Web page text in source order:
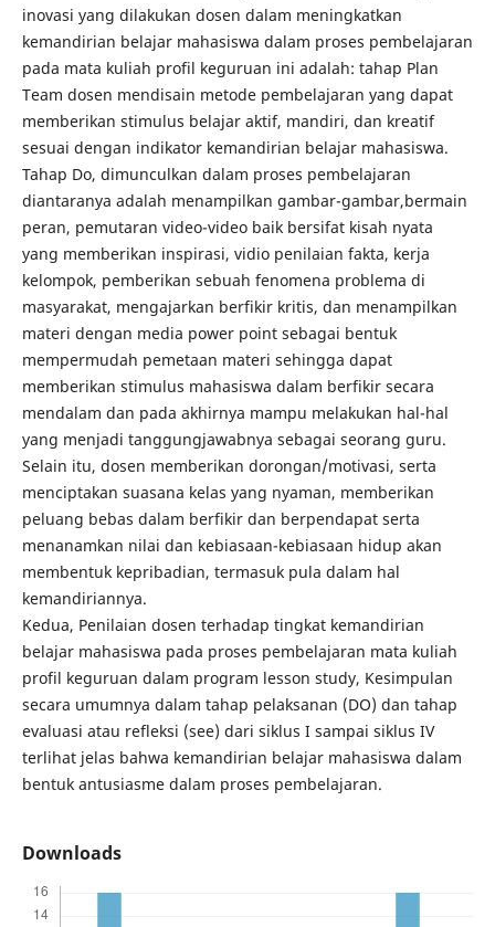
inovasi yang dilakukan dosen dalam meningkatkan
kemandirian belajar mahasiswa dalam proses pembelajaran
pada mata kuliah profil keguruan ini adalah: tahap Plan
Team dosen mendisain metode pembelajaran yang dapat
memberikan stimulus belajar aktif, mandiri, dan kreatif
sesuai dengan indikator kemandirian belajar mahasiswa.
Tahap Do, dimunculkan dalam proses pembelajaran
diantaranya adalah menampilkan gambar-gambar,bermain
peran, pemutaran video-video baik bersifat kisah nyata
yang memberikan inspirasi, vidio penilaian fakta, kerja
kelompok, pemberikan sebuah fenomena problema di
masyarakat, mengajarkan berfikir kritis, dan menampilkan
materi dengan media power point sebagai bentuk
mempermudah pemetaan materi sehingga dapat
memberikan stimulus mahasiswa dalam berfikir secara
mendalam dan pada akhirnya mampu melakukan hal-hal
yang menjadi tanggungjawabnya sebagai seorang guru.
Selain itu, dosen memberikan dorongan/motivasi, serta
menciptakan suasana kelas yang nyaman, memberikan
peluang bebas dalam berfikir dan berpendapat serta
menanamkan nilai dan kebiasaan-kebiasaan hidup akan
membentuk kepribadian, termasuk pula dalam hal
kemandiriannya.
Kedua, Penilaian dosen terhadap tingkat kemandirian
belajar mahasiswa pada proses pembelajaran mata kuliah
profil keguruan dalam program lesson study, Kesimpulan
secara umumnya dalam tahap pelaksanan (DO) dan tahap
evaluasi atau refleksi (see) dari siklus I sampai siklus IV
terlihat jelas bahwa kemandirian belajar mahasiswa dalam
bentuk antusiasme dalam proses pembelajaran.
Downloads